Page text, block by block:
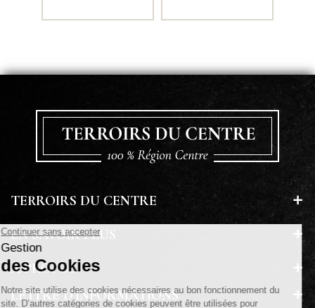
TERROIRS DU CENTRE
EN SAVOIR PLUS
A PROPOS
LETTRE D'INFORMATIONS